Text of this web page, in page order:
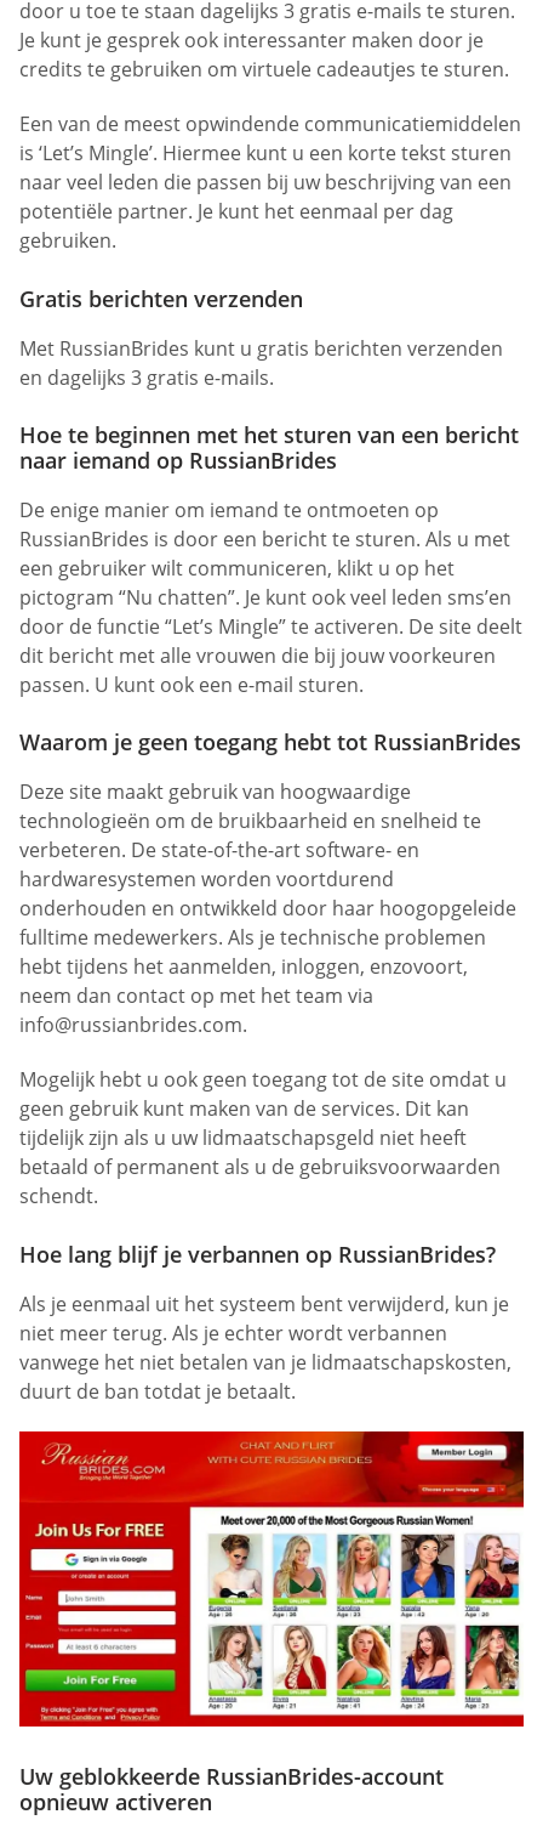
door u toe te staan dagelijks 3 gratis e-mails te sturen.
Je kunt je gesprek ook interessanter maken door je
credits te gebruiken om virtuele cadeautjes te sturen.
Een van de meest opwindende communicatiemiddelen
is ‘Let’s Mingle’. Hiermee kunt u een korte tekst sturen
naar veel leden die passen bij uw beschrijving van een
potentiële partner. Je kunt het eenmaal per dag
gebruiken.
Gratis berichten verzenden
Met RussianBrides kunt u gratis berichten verzenden
en dagelijks 3 gratis e-mails.
Hoe te beginnen met het sturen van een bericht
naar iemand op RussianBrides
De enige manier om iemand te ontmoeten op
RussianBrides is door een bericht te sturen. Als u met
een gebruiker wilt communiceren, klikt u op het
pictogram “Nu chatten”. Je kunt ook veel leden sms’en
door de functie “Let’s Mingle” te activeren. De site deelt
dit bericht met alle vrouwen die bij jouw voorkeuren
passen. U kunt ook een e-mail sturen.
Waarom je geen toegang hebt tot RussianBrides
Deze site maakt gebruik van hoogwaardige
technologieën om de bruikbaarheid en snelheid te
verbeteren. De state-of-the-art software- en
hardwaresystemen worden voortdurend
onderhouden en ontwikkeld door haar hoogopgeleide
fulltime medewerkers. Als je technische problemen
hebt tijdens het aanmelden, inloggen, enzovoort,
neem dan contact op met het team via
info@russianbrides.com.
Mogelijk hebt u ook geen toegang tot de site omdat u
geen gebruik kunt maken van de services. Dit kan
tijdelijk zijn als u uw lidmaatschapsgeld niet heeft
betaald of permanent als u de gebruiksvoorwaarden
schendt.
Hoe lang blijf je verbannen op RussianBrides?
Als je eenmaal uit het systeem bent verwijderd, kun je
niet meer terug. Als je echter wordt verbannen
vanwege het niet betalen van je lidmaatschapskosten,
duurt de ban totdat je betaalt.
Uw geblokkeerde RussianBrides-account
opnieuw activeren